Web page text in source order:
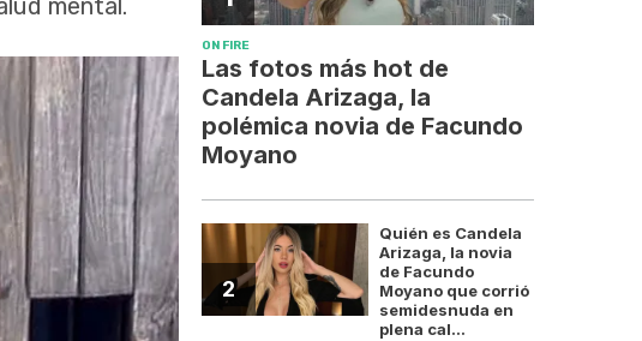
mental.
ON FIRE
Las fotos más hot de
Candela Arizaga, la
polémica novia de Facundo
Moyano
2
Quién es Candela
Arizaga, la novia
de Facundo
Moyano que corrió
semidesnuda en
plena cal...